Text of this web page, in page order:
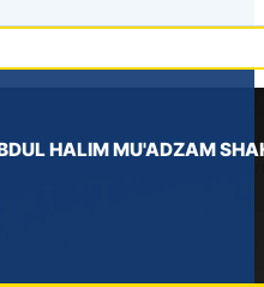
HALIM MU'ADZAM